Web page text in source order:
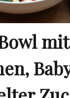
mit